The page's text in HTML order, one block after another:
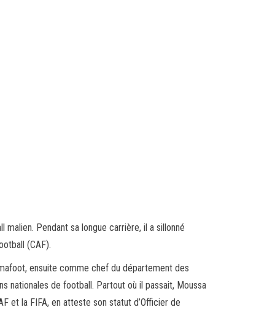
Pendant sa longue carrière, il a sillonné
(CAF).
ensuite comme chef du département des
nationales de football. Partout où il passait, Moussa
et la FIFA, en atteste son statut d’Officier de